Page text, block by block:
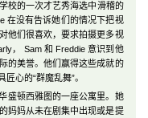
校的一次才艺秀海选中滑稽的
在没有告诉她们的情况下把视
他们很喜欢，要求拍摄更多视
， Sam 和 Freddie 意识到他
的美誉。他们赢得这些成就的
心的“群魔乱舞”。
盛顿西雅图的一座公寓里。她
妈妈从未在剧集中出现或是提